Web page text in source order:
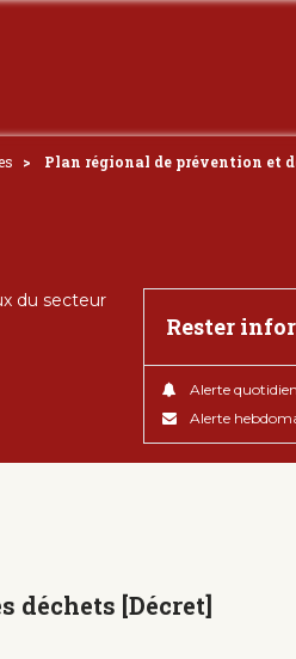
Plan régional de prévention et
du secteur
Rester
Alerte
Alerte
déchets [Décret]